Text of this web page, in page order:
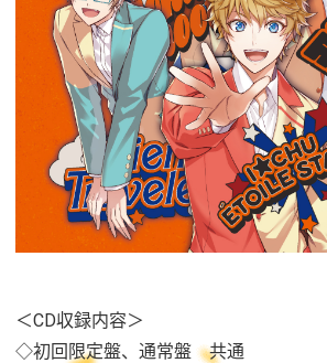
＜CD収録内容＞
◇初回限定盤、通常盤 共通